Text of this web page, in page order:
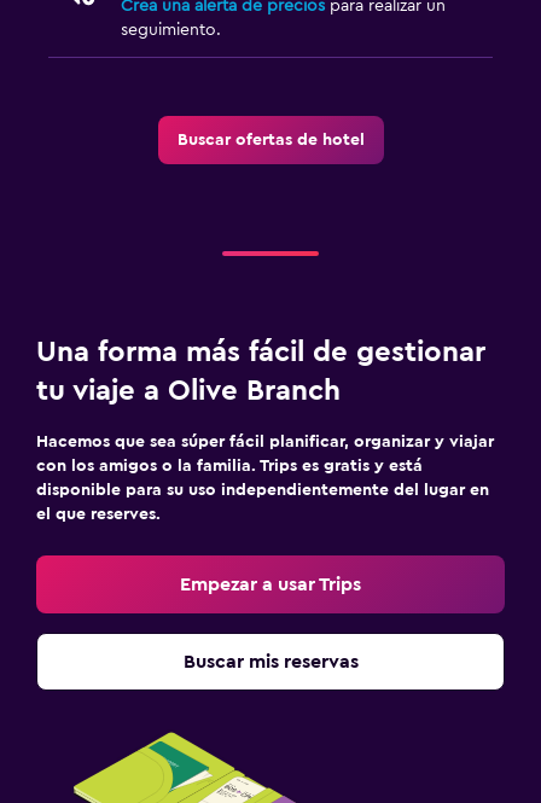
Crea una alerta de precios para realizar un
seguimiento.
Buscar ofertas de hotel
Una forma más fácil de gestionar
tu viaje a Olive Branch
Hacemos que sea súper fácil planificar, organizar y viajar
con los amigos o la familia. Trips es gratis y está
disponible para su uso independientemente del lugar en
el que reserves.
Empezar a usar Trips
Buscar mis reservas